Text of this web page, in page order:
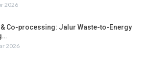
2026
& Co-processing: Jalur Waste-to-Energy
2026